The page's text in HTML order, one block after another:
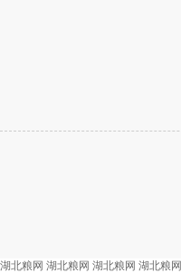
湖北粮网 湖北粮网 湖北粮网 湖北粮网